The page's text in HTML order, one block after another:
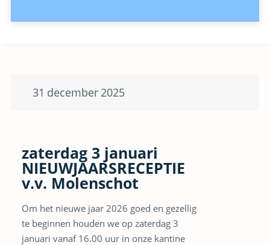
31 december 2025
zaterdag 3 januari
NIEUWJAARSRECEPTIE
v.v. Molenschot
Om het nieuwe jaar 2026 goed en gezellig
te beginnen houden we op zaterdag 3
januari vanaf 16.00 uur in onze kantine